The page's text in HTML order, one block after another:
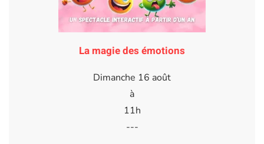
La magie des émotions
Dimanche 16 août
à
11h
---